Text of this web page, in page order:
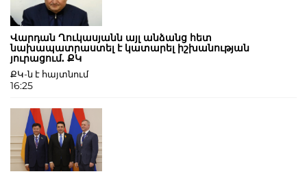
Վարդան Ղուկասյանն այլ անձանց հետ
նախապատրաստել է կատարել իշխանության
յուրացում. ՔԿ
ՔԿ-ն է հայտնում
16:25